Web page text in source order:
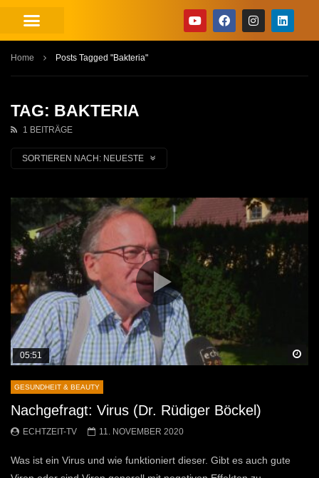
Home Posts Tagged "Bakteria"
TAG: BAKTERIA
1 BEITRÄGE
SORTIEREN NACH: NEUESTE
05:51
GESUNDHEIT & BEAUTY
Nachgefragt: Virus (Dr. Rüdiger Böckel)
ECHTZEIT-TV 11. NOVEMBER 2020
Was ist ein Virus und wie funktioniert dieser. Gibt es auch gute